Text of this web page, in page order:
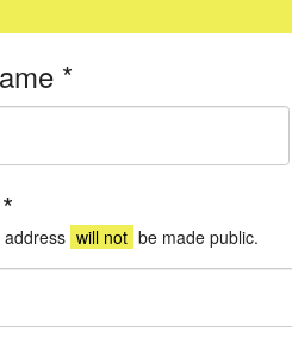
*
*
address will not be made public.